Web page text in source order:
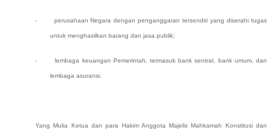
- perusahaan Negara dengan penganggaran tersendiri yang diserahi tugas
untuk menghasilkan barang dan jasa publik;
- lembaga keuangan Pemerintah, termasuk bank sentral, bank umum, dan
lembaga asuransi.
Yang Mulia Ketua dan para Hakim Anggota Majelis Mahkamah Konstitusi dan